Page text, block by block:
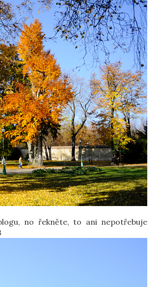
no řekněte, to ani nepotřebuje